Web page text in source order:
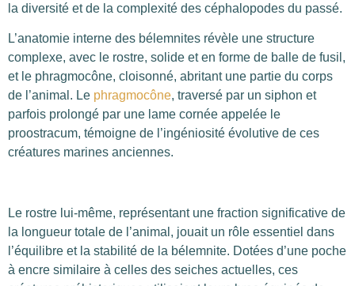
la diversité et de la complexité des céphalopodes du passé.
L’anatomie interne des bélemnites révèle une structure
complexe, avec le rostre, solide et en forme de balle de fusil,
et le phragmocône, cloisonné, abritant une partie du corps
de l’animal. Le phragmocône, traversé par un siphon et
parfois prolongé par une lame cornée appelée le
proostracum, témoigne de l’ingéniosité évolutive de ces
créatures marines anciennes.
Le rostre lui-même, représentant une fraction significative de
la longueur totale de l’animal, jouait un rôle essentiel dans
l’équilibre et la stabilité de la bélemnite. Dotées d’une poche
à encre similaire à celles des seiches actuelles, ces